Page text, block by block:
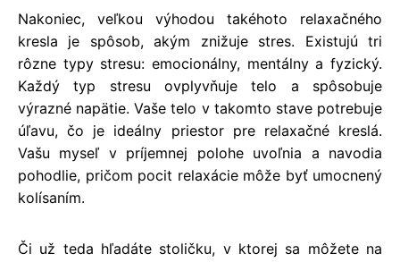
Nakoniec, veľkou výhodou takéhoto relaxačného
kresla je spôsob, akým znižuje stres. Existujú tri
rôzne typy stresu: emocionálny, mentálny a fyzický.
Každý typ stresu ovplyvňuje telo a spôsobuje
výrazné napätie. Vaše telo v takomto stave potrebuje
úľavu, čo je ideálny priestor pre relaxačné kreslá.
Vašu myseľ v príjemnej polohe uvoľnia a navodia
pohodlie, pričom pocit relaxácie môže byť umocnený
kolísaním.
Či už teda hľadáte stoličku, v ktorej sa môžete na